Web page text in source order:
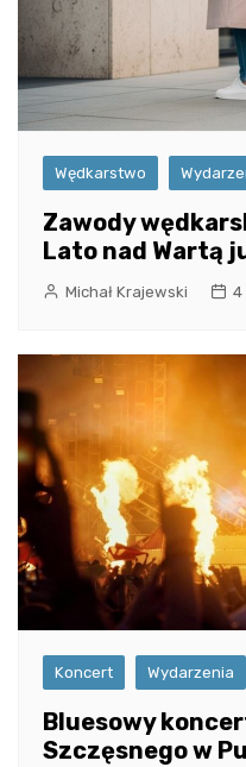
Wędkarstwo
Zawody
Lato nad Wartą
Michał Krajewski 4
Koncert Wydarzenia
Bluesowy
Szczęsnego w